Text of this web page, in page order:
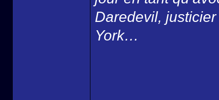
Daredevil,
York…